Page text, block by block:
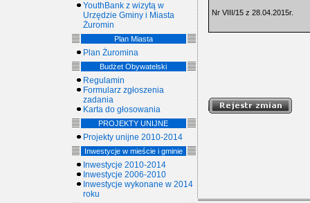
YouthBank z wizytą w
Urzędzie Gminy i Miasta
Żuromin
Plan Miasta
Plan Żuromina
Budżet Obywatelski
Regulamin
Formularz zgłoszenia
zadania
Karta do głosowania
PROJEKTY UNIJNE
Projekty unijne 2010-2014
Inwestycje w mieście i gminie
Inwestycje 2010-2014
Inwestycje 2006-2010
Inwestycje wykonane w 2014
roku
Nr VIII/15 z 28.04.2015r.